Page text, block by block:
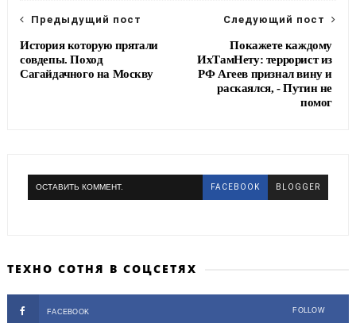
Следующий пост
Покажете каждому
ИхТамНету: террорист из
РФ Агеев признал вину и
раскаялся, - Путин не
помог
Предыдущий пост
История которую прятали
совдепы. Поход
Сагайдачного на Москву
ОСТАВИТЬ КОММЕНТ. FACEBOOK BLOGGER
ТЕХНО СОТНЯ В СОЦСЕТЯХ
FACEBOOK FOLLOW